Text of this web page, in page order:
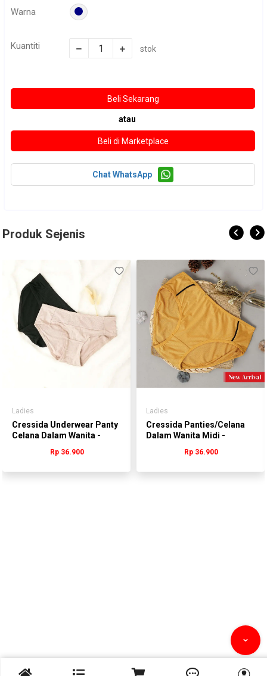
Warna
Kuantiti stok
atau
Chat WhatsApp
Produk Sejenis
Ladies
Cressida Underwear Panty
Celana Dalam Wanita -
Rp 36.900
Ladies
Cressida Panties/Celana
Dalam Wanita Midi -
Rp 36.900